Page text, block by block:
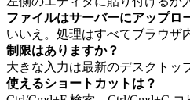
ファイルはサーバーにアップロ
いいえ。処理はすべてブラウザ
制限はありますか？
大きな入力は最新のデスクトッ
使えるショートカットは？